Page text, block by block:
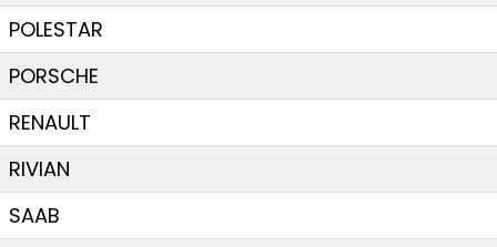
POLESTAR
PORSCHE
RENAULT
RIVIAN
SAAB